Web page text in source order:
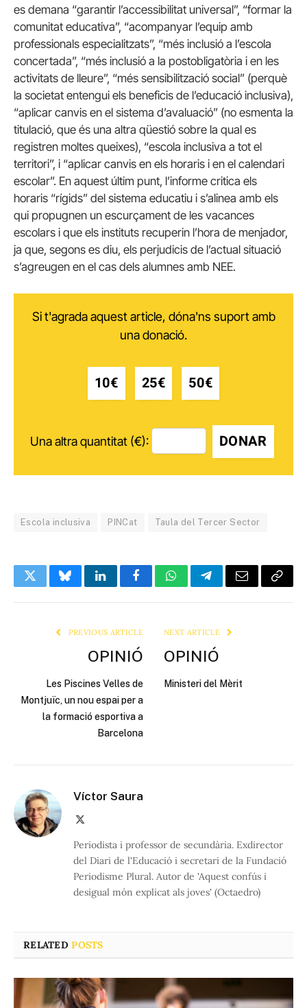
es demana “garantir l’accessibilitat universal”, “formar la
comunitat educativa”, “acompanyar l’equip amb
professionals especialitzats”, “més inclusió a l’escola
concertada”, “més inclusió a la postobligatòria i en les
activitats de lleure”, “més sensibilització social” (perquè
la societat entengui els beneficis de l’educació inclusiva),
“aplicar canvis en el sistema d’avaluació” (no esmenta la
titulació, que és una altra qüestió sobre la qual es
registren moltes queixes), “escola inclusiva a tot el
territori”, i “aplicar canvis en els horaris i en el calendari
escolar”. En aquest últim punt, l’informe critica els
horaris “rígids” del sistema educatiu i s’alinea amb els
qui propugnen un escurçament de les vacances
escolars i que els instituts recuperin l’hora de menjador,
ja que, segons es diu, els perjudicis de l’actual situació
s’agreugen en el cas dels alumnes amb NEE.
Si t'agrada aquest article, dóna'ns suport amb
una donació.
10€ 25€ 50€
Una altra quantitat (€): DONAR
Escola inclusiva PINCat Taula del Tercer Sector
TwitterBlueskyLinkedInFacebookWhatsAppTelegramEmail Copy
PREVIOUS ARTICLE
OPINIÓ
Les Piscines Velles de
Montjuïc, un nou espai per a
la formació esportiva a
Barcelona
NEXT ARTICLE
OPINIÓ
Ministeri del Mèrit
Víctor Saura
Periodista i professor de secundària. Exdirector
del Diari de l'Educació i secretari de la Fundació
Periodisme Plural. Autor de 'Aquest confús i
desigual món explicat als joves' (Octaedro)
RELATEDPOSTS